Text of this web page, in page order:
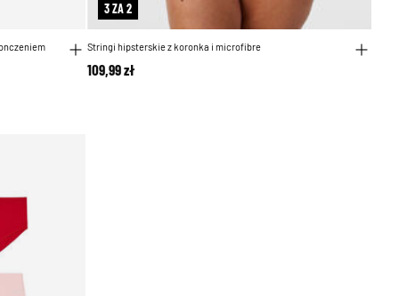
3 ZA 2
Stringi hipsterskie z koronka i microfibre
109,99 zł